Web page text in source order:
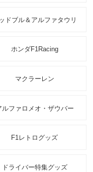
ドブル＆アルファタウリ
ホンダF1Racing
マクラーレン
ルファロメオ・ザウバー
F1レトログッズ
ドライバー特集グッズ